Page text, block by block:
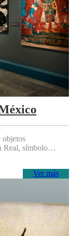
objetos
Real, símbolo…
Ver más